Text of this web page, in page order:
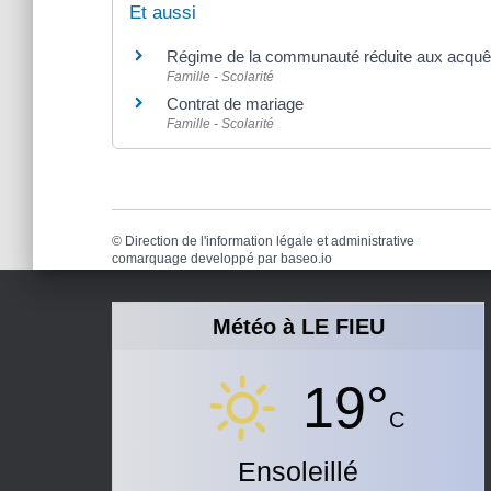
Et aussi
Régime de la communauté réduite aux
Famille - Scolarité
Contrat de mariage
Famille - Scolarité
© Direction de l'information légale et administrative
comarquage developpé par baseo.io
Météo à LE FIEU
19°C
Ensoleillé